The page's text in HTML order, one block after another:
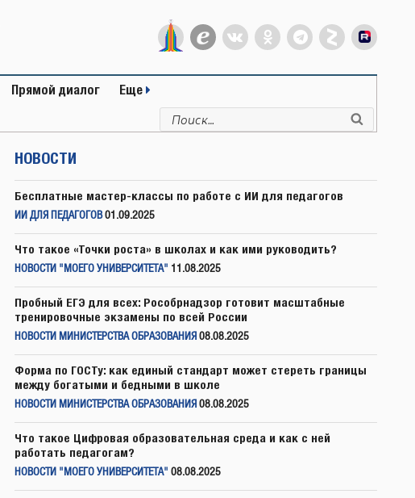
Прямой диалог Еще
Искать:
НОВОСТИ
Бесплатные мастер-классы по работе с ИИ для педагогов
ИИ ДЛЯ ПЕДАГОГОВ 01.09.2025
Что такое «Точки роста» в школах и как ими руководить?
НОВОСТИ "МОЕГО УНИВЕРСИТЕТА" 11.08.2025
Пробный ЕГЭ для всех: Рособрнадзор готовит масштабные
тренировочные экзамены по всей России
НОВОСТИ МИНИСТЕРСТВА ОБРАЗОВАНИЯ 08.08.2025
Форма по ГОСТу: как единый стандарт может стереть границы
между богатыми и бедными в школе
НОВОСТИ МИНИСТЕРСТВА ОБРАЗОВАНИЯ 08.08.2025
Что такое Цифровая образовательная среда и как с ней
работать педагогам?
НОВОСТИ "МОЕГО УНИВЕРСИТЕТА" 08.08.2025